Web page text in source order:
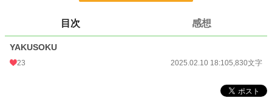
初回公開日時 2025.02.10 18:10
初回完結日時
目次 感想
YAKUSOKU
23 2025.02.10 18:105,830文字